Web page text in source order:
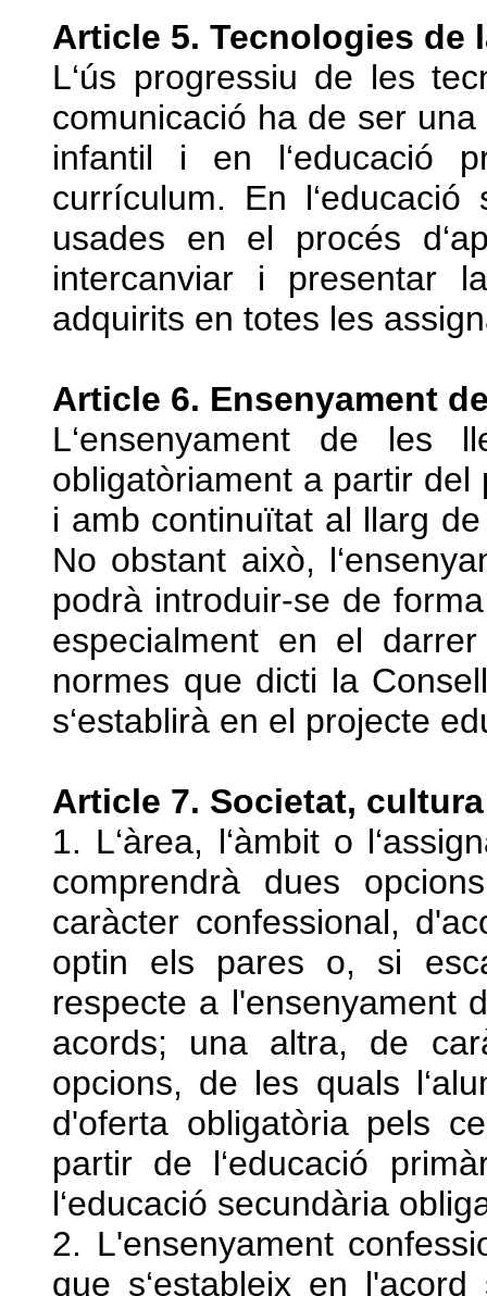
Article 5. Tecnologies de
L‘ús progressiu de les
comunicació ha de ser
infantil i en l‘educació
currículum. En
usades en el procés
intercanviar i presentar
adquirits en totes les
Article 6. Ensenyament
L‘ensenyament de les
obligatòriament a partir
i amb continuïtat al llarg
No obstant això,
podrà introduir-se de
especialment en el
normes que dicti la
s‘establirà en el projecte
Article 7. Societat,
1. L‘àrea, l‘àmbit o
comprendrà dues
caràcter confessional,
optin els pares o, si
respecte a l'ensenyament
acords; una altra, de
opcions, de les quals
d'oferta obligatòria pels
partir de l‘educació
l‘educació secundària
2. L'ensenyament
que s‘estableix en